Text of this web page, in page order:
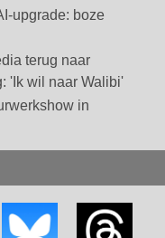
upgrade: boze
terug naar
'Ik wil naar Walibi'
in